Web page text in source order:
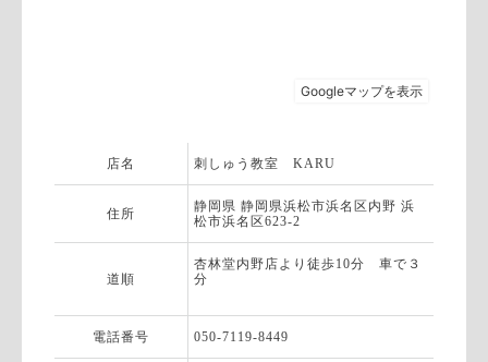
店名 刺しゅう教室 KARU
住所
静岡県 静岡県浜松市浜名区内野 浜
松市浜名区623-2
道順
杏林堂内野店より徒歩10分 車で３
分
電話番号 050-7119-8449